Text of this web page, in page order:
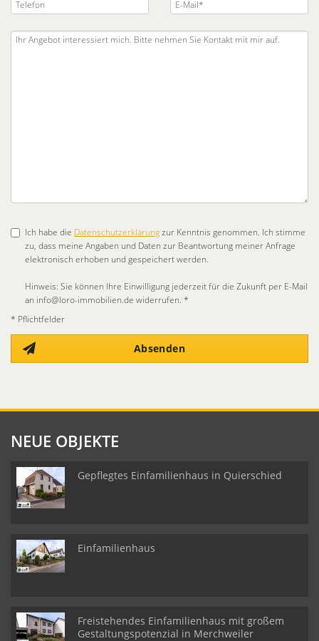
Ich habe die Datenschutzerklärungzur Kenntnis genommen. Ich stimme
zu, dass meine Angaben und Daten zur Beantwortung meiner Anfrage
elektronisch erhoben und gespeichert werden.
Hinweis: Sie können Ihre Einwilligung jederzeit für die Zukunft per E-Mail
an info@loro-immobilien.de widerrufen. *
* Pflichtfelder
Absenden
NEUE OBJEKTE
Gepflegtes Einfamilienhaus in Quierschied
Einfamilienhaus
Freistehendes Einfamilienhaus mit großem
Gestaltungspotenzial in Merchweiler